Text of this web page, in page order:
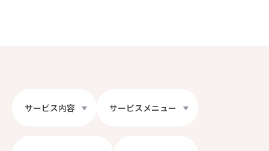
サービス内容 サービスメニュー